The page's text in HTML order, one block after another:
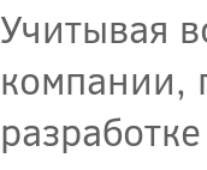
Учитывая
компании,